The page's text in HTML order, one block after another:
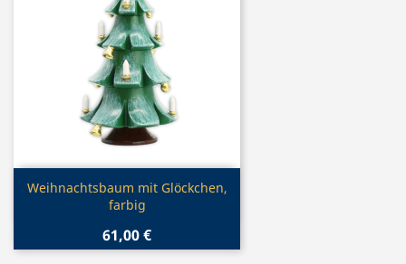
Vorschau
Weihnachtsbaum mit Glöckchen,
farbig
61,00 €